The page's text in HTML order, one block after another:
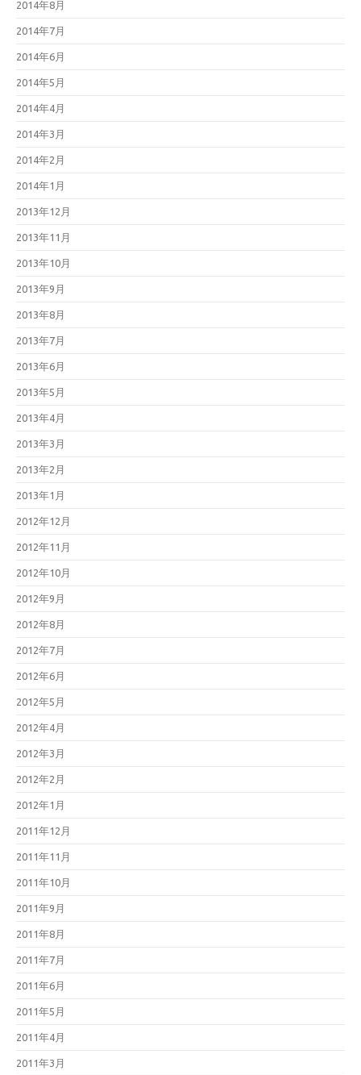
2014年8月
2014年7月
2014年6月
2014年5月
2014年4月
2014年3月
2014年2月
2014年1月
2013年12月
2013年11月
2013年10月
2013年9月
2013年8月
2013年7月
2013年6月
2013年5月
2013年4月
2013年3月
2013年2月
2013年1月
2012年12月
2012年11月
2012年10月
2012年9月
2012年8月
2012年7月
2012年6月
2012年5月
2012年4月
2012年3月
2012年2月
2012年1月
2011年12月
2011年11月
2011年10月
2011年9月
2011年8月
2011年7月
2011年6月
2011年5月
2011年4月
2011年3月